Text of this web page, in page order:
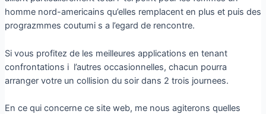
homme nord-americains qu’elles remplacent en plus et puis des
prograzmmes coutumi s a l’egard de rencontre.
Si vous profitez de les meilleures applications en tenant
confrontations i l’autres occasionnelles, chacun pourra
arranger votre un collision du soir dans 2 trois journees.
En ce qui concerne ce site web, me nous agiterons quelles